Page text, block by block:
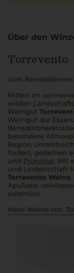
Über den
Torrevento
Vom
Mitten im
wilden
Weingut
Weingut die
besondere
Region
fordert, gedeihen
und Primitivo. Mit
und Leidenschaft
Torrevento Weine
Apuliens
autentico.
Mehr Weine von